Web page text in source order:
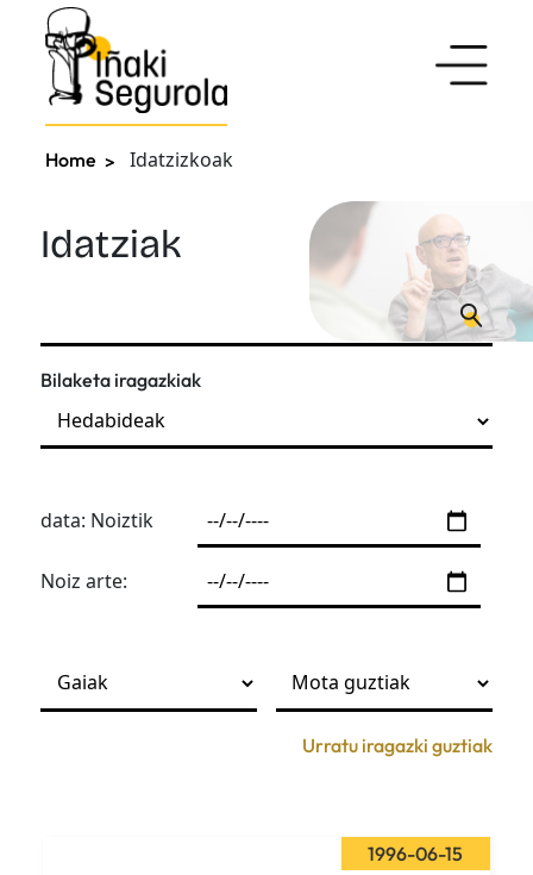
Home Idatzizkoak
Idatziak
Bilaketa iragazkiak
data: Noiztik
Noiz arte:
Urratu iragazki guztiak
1996-06-15